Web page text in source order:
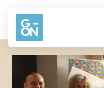
Aller au contenu